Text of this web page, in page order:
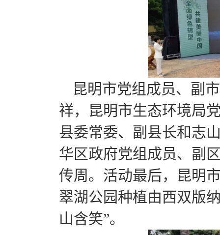
昆明市党组成员、副
祥，昆明市生态环境局
县委常委、副县长和志
华区政府党组成员、副
传周。活动最后，昆明
翠湖公园种植由西双版
山含笑”。